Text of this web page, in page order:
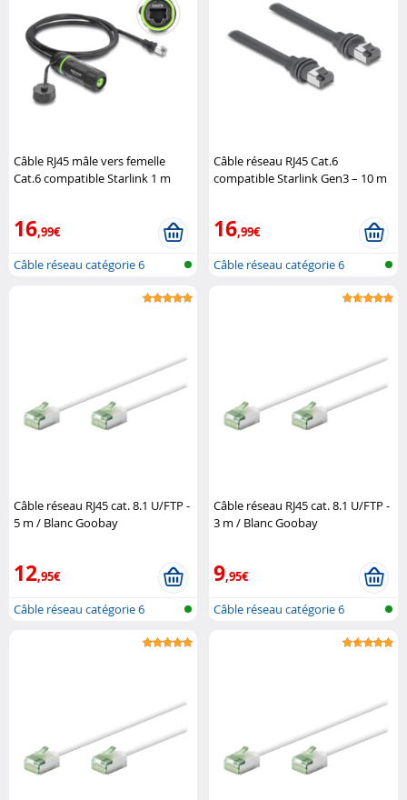
Câble RJ45 mâle vers femelle
Cat.6 compatible Starlink 1 m
16,99€
Câble réseau catégorie 6
Câble réseau RJ45 Cat.6
compatible Starlink Gen3 – 10 m
16,99€
Câble réseau catégorie 6
Câble réseau RJ45 cat. 8.1 U/FTP -
5 m / Blanc Goobay
12,95€
Câble réseau catégorie 6
Câble réseau RJ45 cat. 8.1 U/FTP -
3 m / Blanc Goobay
9,95€
Câble réseau catégorie 6